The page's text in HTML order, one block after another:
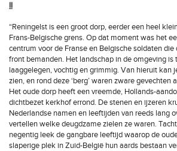
II
“Reningelst is een groot dorp, eerder een heel
Frans-Belgische grens. Op dat moment was het
centrum voor de Franse en Belgische soldaten
front bemanden. Het landschap in de omgeving is
laaggelegen, vochtig en grimmig. Van hieruit kan
zien, en rond deze ‘berg’ waren zware gevechten
Het oude dorp heeft een vreemde, Hollands-
dichtbezet kerkhof errond. De stenen en ijzeren
Nederlandse namen en leeftijden van reeds lang
vertellen welke deugdzame zielen ze waren.
negentig leek de gangbare leeftijd waarop de
slaperige plek in Zuid-België hun aards bestaan